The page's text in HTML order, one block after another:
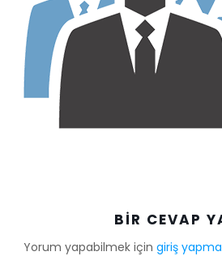
BIR CEVAP
Yorum yapabilmek için giriş